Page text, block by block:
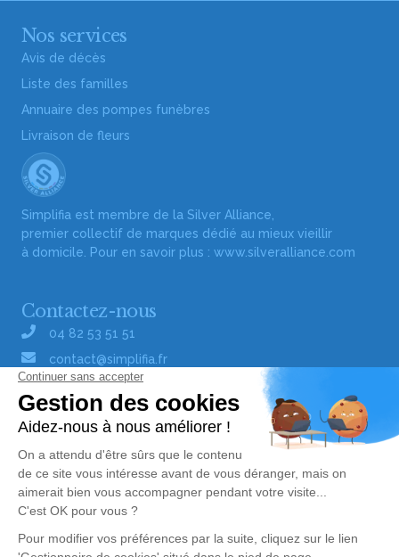
Nos services
Avis de décès
Liste des familles
Annuaire des pompes funèbres
Livraison de fleurs
Simplifia est membre de la Silver Alliance,
premier collectif de marques dédié au mieux vieillir
à domicile. Pour en savoir plus : www.silveralliance.com
Contactez-nous
04 82 53 51 51
contact@simplifia.fr
Réseaux sociaux
Liens utiles
Publier un avis de décès
Signaler un abus/une erreur